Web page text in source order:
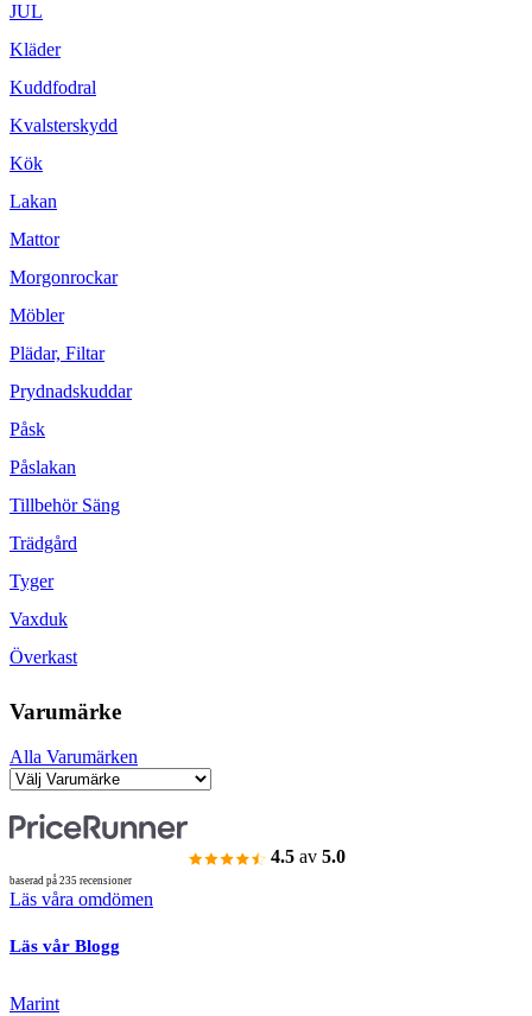
JUL
Kläder
Kuddfodral
Kvalsterskydd
Kök
Lakan
Mattor
Morgonrockar
Möbler
Plädar, Filtar
Prydnadskuddar
Påsk
Påslakan
Tillbehör Säng
Trädgård
Tyger
Vaxduk
Överkast
Varumärke
Alla Varumärken
4.5 av 5.0
baserad på 235 recensioner
Läs våra omdömen
Läs vår Blogg
Marint